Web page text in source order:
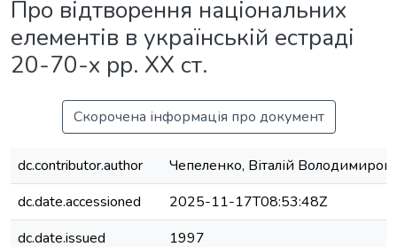
Про відтворення національних
елементів в українській естраді
20-70-х рр. ХХ ст.
Скорочена інформація про документ
dc.contributor.author
Чепеленко, Віталій
dc.date.accessioned
2025-11-17T08:53:48Z
dc.date.issued
1997